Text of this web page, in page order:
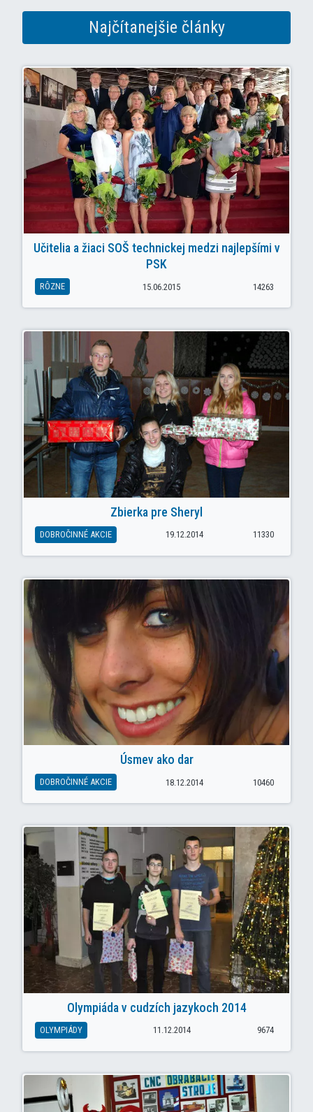
Najčítanejšie články
Učitelia a žiaci SOŠ technickej medzi najlepšími v
PSK
RÔZNE 15.06.2015 14263
Zbierka pre Sheryl
DOBROČINNÉ AKCIE 19.12.2014 11330
Úsmev ako dar
DOBROČINNÉ AKCIE 18.12.2014 10460
Olympiáda v cudzích jazykoch 2014
OLYMPIÁDY 11.12.2014 9674